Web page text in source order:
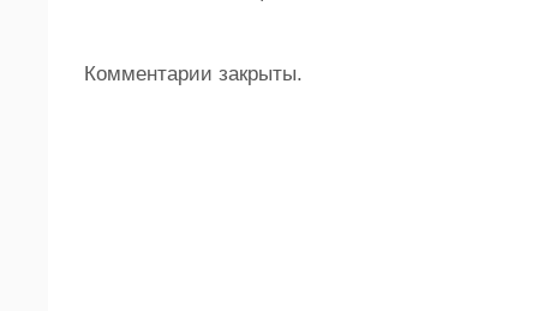
Комментарии закрыты.